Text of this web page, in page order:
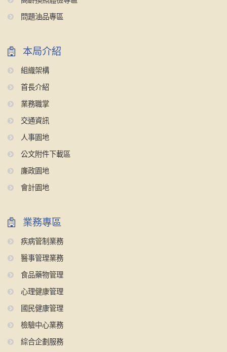
問題油品專區
本局介紹
組織架構
首長介紹
業務職掌
交通資訊
人事園地
公文附件下載區
廉政園地
會計園地
業務專區
疾病管制業務
醫事管理業務
食品藥物管理
心理健康管理
國民健康管理
檢驗中心業務
綜合企劃服務